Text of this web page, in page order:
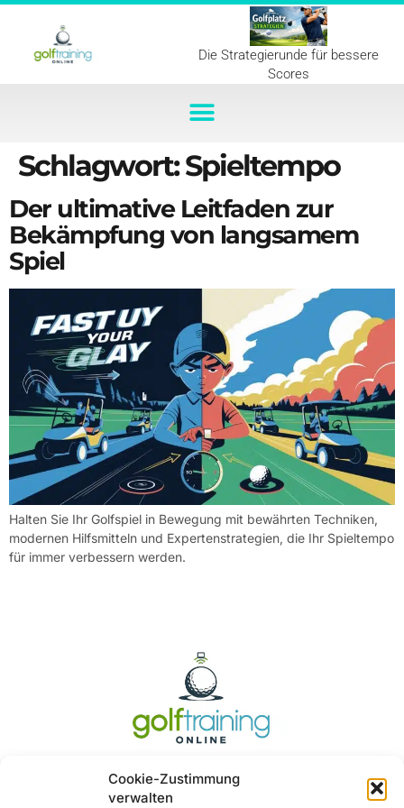
Cookie-Zustimmung
verwalten
Die Strategierunde für bessere
Scores
Schlagwort:Spieltempo
Der ultimative Leitfaden zur
Bekämpfung von langsamem
Spiel
Halten Sie Ihr Golfspiel in Bewegung mit bewährten Techniken,
modernen Hilfsmitteln und Expertenstrategien, die Ihr Spieltempo
für immer verbessern werden.